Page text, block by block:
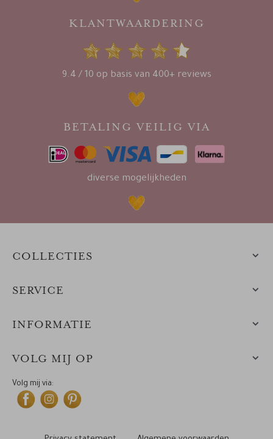
KLANTWAARDERING
9.4 / 10 op basis van 400+ reviews
BETALING VEILIG VIA
diverse mogelijkheden
COLLECTIES
SERVICE
INFORMATIE
VOLG MIJ OP
Volg mij via: